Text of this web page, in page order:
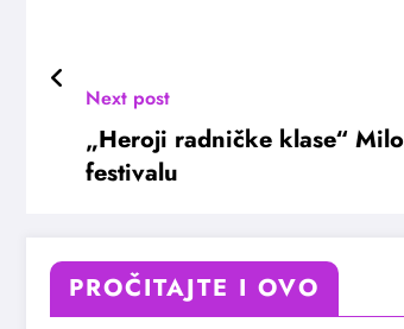
Next post
„Heroji radničke klase“
festivalu
PROČITAJTE I OVO